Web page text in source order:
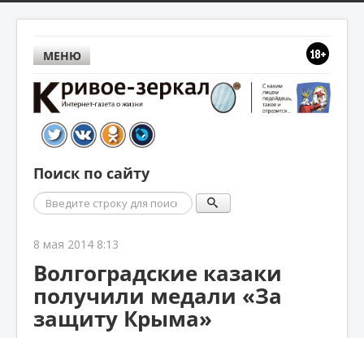
МЕНЮ
Поиск по сайту
Поиск
8 мая 2014 8:13
Волгоградские казаки
получили медали «За
защиту Крыма»